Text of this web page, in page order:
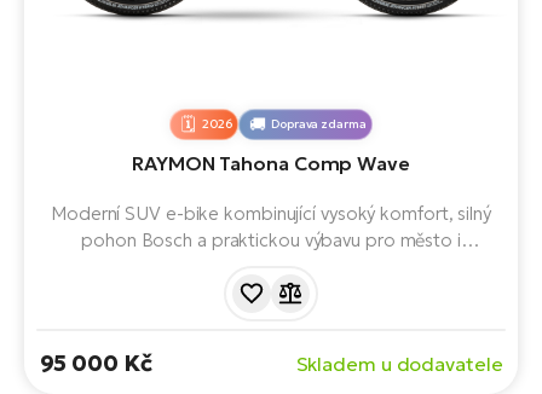
Doprava zdarma
2026
RAYMON Tahona Comp Wave
Moderní SUV e-bike kombinující vysoký komfort, silný
pohon Bosch a praktickou výbavu pro město i
snadné nastupování a maximální pohodlí při
95 000 Kč Skladem u dodavatele